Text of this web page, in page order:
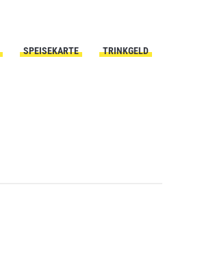
SPEISEKARTE
TRINKGELD